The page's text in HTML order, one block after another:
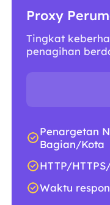
Proxy
Tingkat
penagihan
Penargetan
Bagian/Kota
HTTP/
Waktu